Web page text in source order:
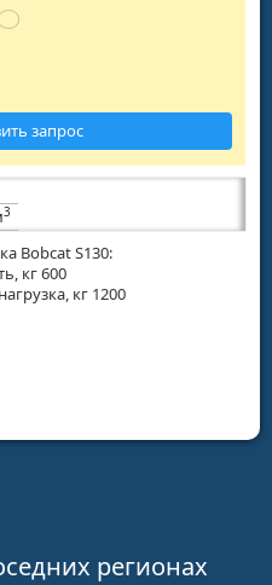
3
Bobcat S130:
кг 600
кг 1200
запрос
регионах